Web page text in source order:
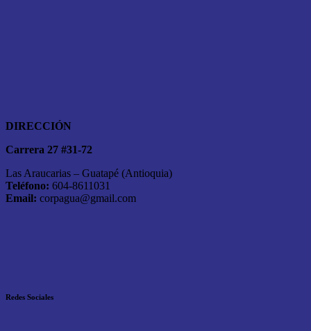
DIRECCIÓN
Carrera 27 #31-72
Las Araucarias – Guatapé (Antioquia)
Teléfono: 604-8611031
Email: corpagua@gmail.com
Redes Sociales